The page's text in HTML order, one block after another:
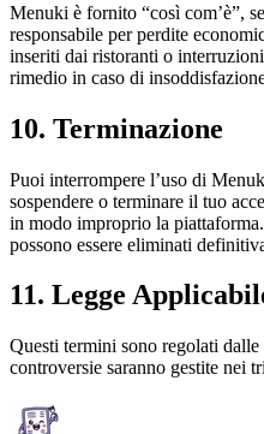
Menuki è fornito “così com’è”,
responsabile per perdite
inseriti dai ristoranti o
rimedio in caso di
10. Terminazione
Puoi interrompere l’uso di
sospendere o terminare il tuo
in modo improprio la
possono essere eliminati
11. Legge
Questi termini sono regolati
controversie saranno gestite nei